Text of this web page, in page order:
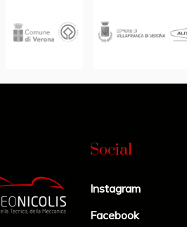
Social
Instagram
Facebook